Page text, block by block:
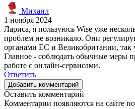
Михаил
1 ноября 2024
Лариса, я пользуюсь Wise уже
проблем не возникало. Они
органами ЕС и Великобритании, так
Главное - соблюдать обычные меры
работе с онлайн-сервисами.
Ответить
Добавить комментарий
Оставить комментарий
Комментарии появляются на сайте